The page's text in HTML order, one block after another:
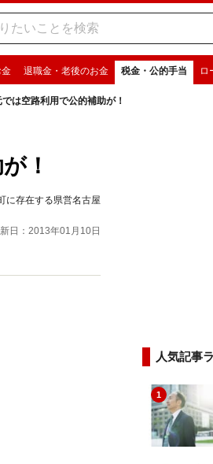
退職金・老後のお金 税金・公的手当 ロ
は空路利用で公的補助が！
！
に存在する県営名古屋
日：2013年01月10日
人気記事
1